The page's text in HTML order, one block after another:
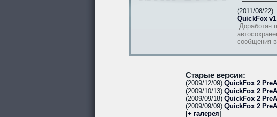
(2011/08/22)
QuickFox
Доработан
сообщения
Старые версии:
(2009/12/09) QuickFox 2
(2009/10/13) QuickFox 2
(2009/09/18) QuickFox 2
(2009/09/09) QuickFox 2
[+ галерея]